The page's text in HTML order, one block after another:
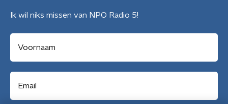
Ik wil niks missen van NPO Radio 5!